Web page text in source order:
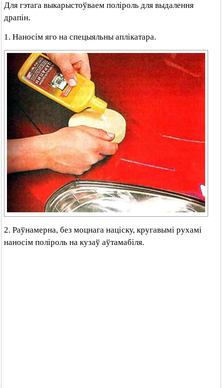
Для гэтага выкарыстоўваем поліроль для выдалення
драпін.
1. Наносім яго на спецыяльны аплікатара.
2. Раўнамерна, без моцнага націску, кругавымі рухамі
наносім поліроль на кузаў аўтамабіля.